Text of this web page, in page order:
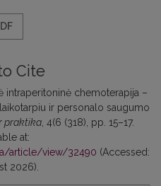
Cite
intraperitoninė chemoterapija –
ir personalo saugumo
praktika, 4(6 (318), pp. 15–17.
at:
article/view/32490 (Accessed:
2026).